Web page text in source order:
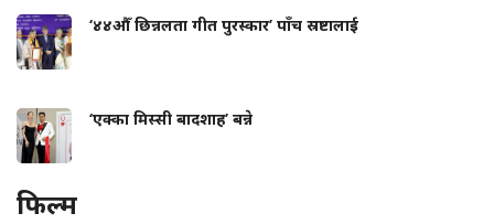
‘४४औँ छिन्नलता गीत पुरस्कार’ पाँच स्रष्टालाई
‘एक्का मिस्सी बादशाह’ बन्ने
फिल्म